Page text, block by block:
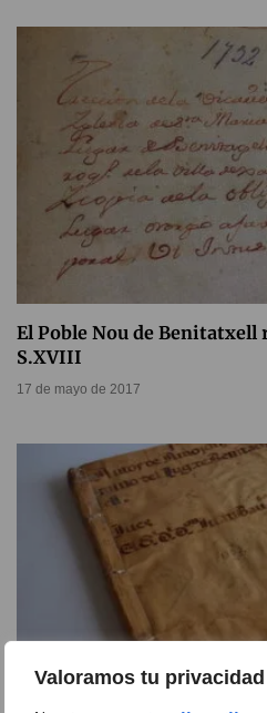
Valoramos tu privacidad
El Poble Nou de Benitatxell
S.XVIII
17 de mayo de 2017